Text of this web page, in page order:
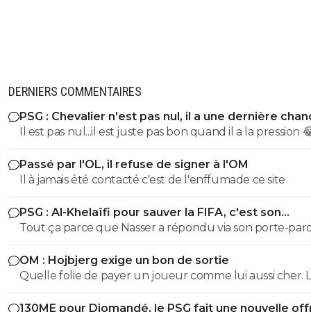
DERNIERS COMMENTAIRES
PSG : Chevalier n'est pas nul, il a une dernière
Il est pas nul...il est juste pas bon quand il a la pression
Passé par l'OL, il refuse de signer à l'OM
Il à jamais été contacté c'est de l'enffumade ce site
PSG : Al-Khelaïfi pour sauver la FIFA, c'est son
cauchemar
Tout ça parce que Nasser a répondu via son porte-
M. Al-Khelaifi n'a absolument aucune ambition, aucune
intention et aucun intérêt pour ce poste à la FIFA".
même pas s'il avait répondu "peut-être...." 🤣
OM : Hojbjerg exige un bon de sortie
Quelle folie de payer un joueur comme lui aussi cher.
salary Cap de Mc Court semble plus cohérent, c'est
généreux pour ce championnat!
130ME pour Diomandé, le PSG fait une nouvelle